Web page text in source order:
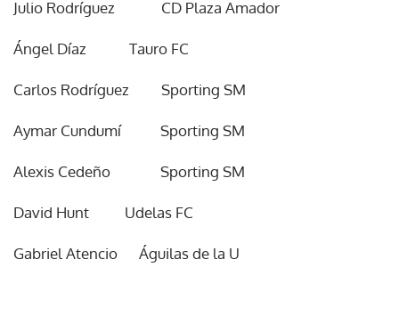
Julio Rodríguez CD Plaza Amador
Ángel Díaz Tauro FC
Carlos Rodríguez Sporting SM
Aymar Cundumí Sporting SM
Alexis Cedeño Sporting SM
David Hunt Udelas FC
Gabriel Atencio Águilas de la U